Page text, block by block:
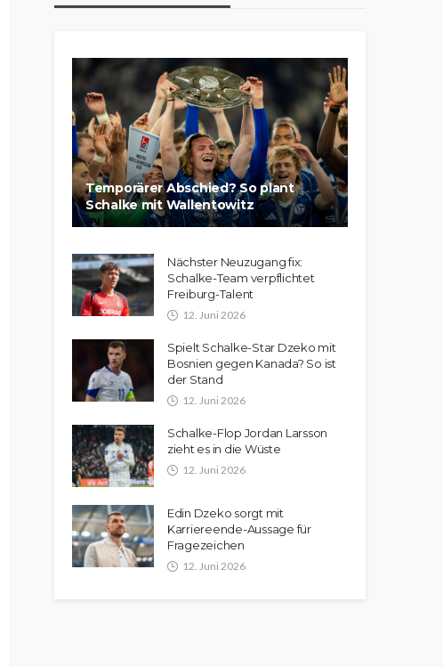
Temporärer Abschied? So plant
Schalke mit Wallentowitz
Nächster Neuzugang fix:
Schalke-Team verpflichtet
Freiburg-Talent
12. Juni 2026
Spielt Schalke-Star Dzeko mit
Bosnien gegen Kanada? So ist
der Stand
12. Juni 2026
Schalke-Flop Jordan Larsson
zieht es in die Wüste
12. Juni 2026
Edin Dzeko sorgt mit
Karriereende-Aussage für
Fragezeichen
12. Juni 2026